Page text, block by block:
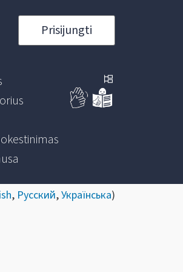
Prisijungti
, Русский,Українська)